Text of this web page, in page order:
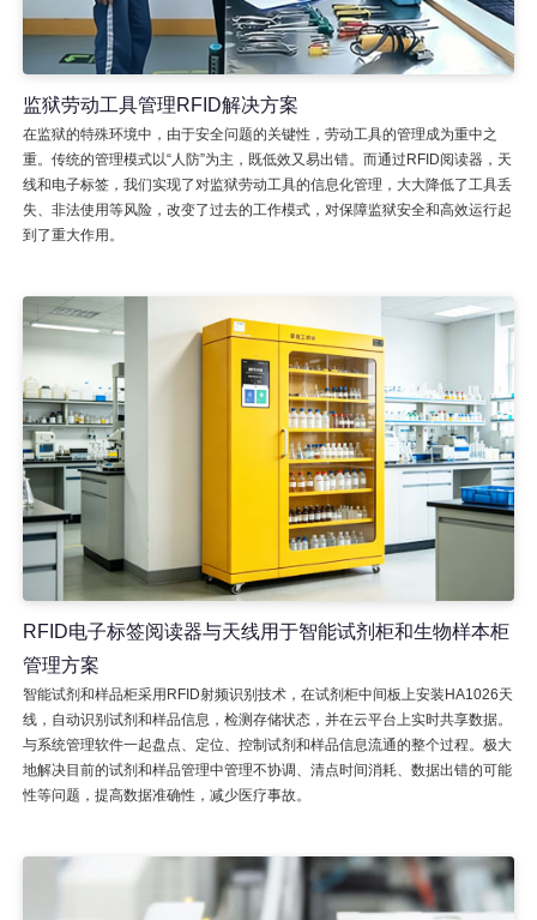
监狱劳动工具管理RFID解决方案
在监狱的特殊环境中，由于安全问题的关键性，劳动工具的管理成为重中之
重。传统的管理模式以“人防”为主，既低效又易出错。而通过RFID阅读器，天
线和电子标签，我们实现了对监狱劳动工具的信息化管理，大大降低了工具丢
失、非法使用等风险，改变了过去的工作模式，对保障监狱安全和高效运行起
到了重大作用。
RFID电子标签阅读器与天线用于智能试剂柜和生物样本柜
管理方案
智能试剂和样品柜采用RFID射频识别技术，在试剂柜中间板上安装HA1026天
线，自动识别试剂和样品信息，检测存储状态，并在云平台上实时共享数据。
与系统管理软件一起盘点、定位、控制试剂和样品信息流通的整个过程。极大
地解决目前的试剂和样品管理中管理不协调、清点时间消耗、数据出错的可能
性等问题，提高数据准确性，减少医疗事故。